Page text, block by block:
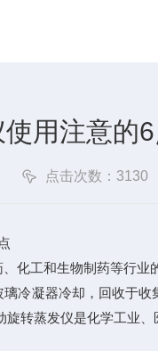
用注意的6
点击次数：3130
化工和生物制药等行业
冷凝器冷却，回收于
旋转蒸发仪是化学工业